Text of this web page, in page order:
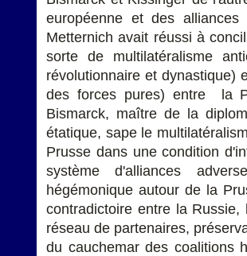
européenne et des
Metternich avait réussi à
sorte de multilatéralisme
révolutionnaire et dynastique)
des forces pures) entre la
Bismarck, maître de la
étatique, sape le
Prusse dans une condition
système d'alliances
hégémonique autour de la
contradictoire entre la
réseau de partenaires,
du cauchemar des coalitions